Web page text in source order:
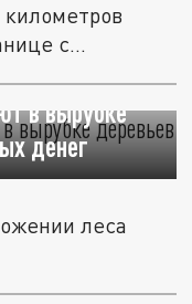
с...
в вырубке
денег
леса